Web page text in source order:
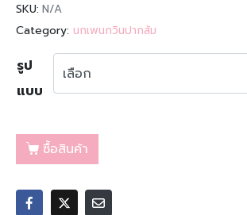
SKU: N/A
Category: นกเพนกวินปากส้ม
รูป
แบบ
ซื้อสินค้า